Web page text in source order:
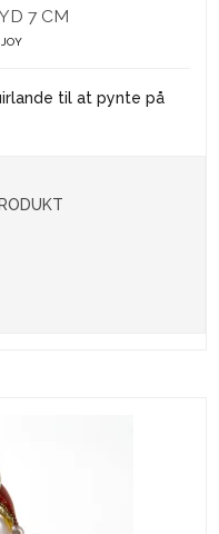
7 CM
til at pynte på